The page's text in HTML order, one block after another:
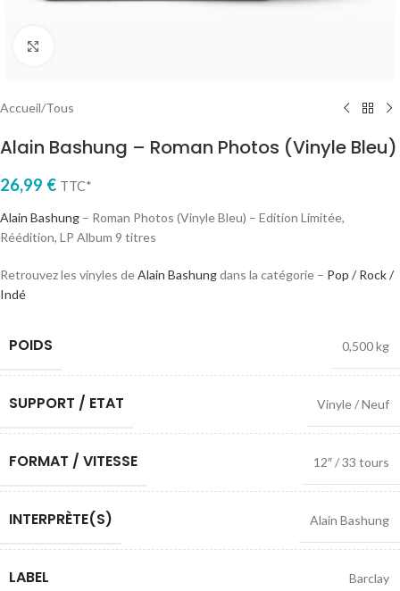
Accueil/Tous
Alain Bashung – Roman Photos (Vinyle Bleu)
26,99 € TTC*
Alain Bashung – Roman Photos (Vinyle Bleu) – Edition Limitée,
Réédition, LP Album 9 titres
Retrouvez les vinyles deAlain Bashungdans la catégorie – Pop / Rock /
Indé
POIDS 0,500 kg
SUPPORT / ETAT Vinyle / Neuf
FORMAT / VITESSE 12″ / 33 tours
INTERPRÈTE(S) Alain Bashung
LABEL Barclay